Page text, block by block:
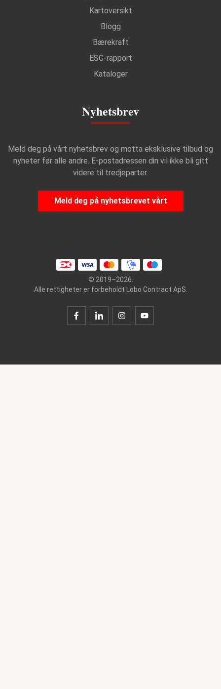
Kartoversikt
Blogg
Bærekraft
ESG-rapport
Kataloger
Nyhetsbrev
Meld deg på vårt nyhetsbrev og motta eksklusive tilbud og
nyheter før alle andre. E-postadressen din vil ikke bli gitt
videre til tredjeparter.
Meld deg på nyhetsbrevet vårt
© 2019–2026.
Alle rettigheter er forbeholdt Lobo Contract ApS.